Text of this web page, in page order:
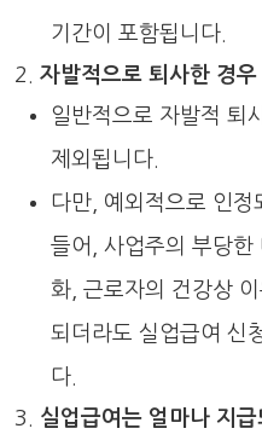
기간이 포함됩니다.
자발적으로 퇴사한 경
일반적으로 자발적 퇴
제외됩니다.
다만, 예외적으로 인정
들어, 사업주의 부당한
화, 근로자의 건강상
되더라도 실업급여 신
다.
실업급여는 얼마나 지급